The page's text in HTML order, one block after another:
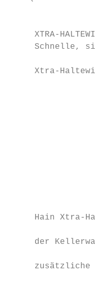
XTRA-
Schnelle,
Xtra-
Hain Xtra-
der
zusätzliche